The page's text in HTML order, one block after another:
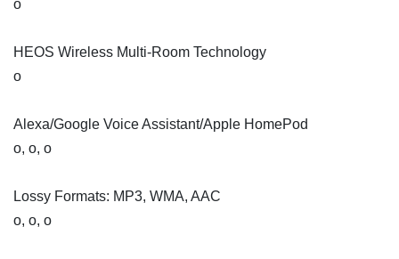
o
HEOS Wireless Multi-Room Technology
o
Alexa/Google Voice Assistant/Apple HomePod
o, o, o
Lossy Formats: MP3, WMA, AAC
o, o, o